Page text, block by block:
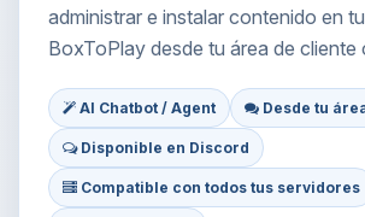
administrar e instalar contenido en
BoxToPlay desde tu área de cliente
AI Chatbot / Agent Desde tu
Disponible en Discord
Compatible con todos tus servidores